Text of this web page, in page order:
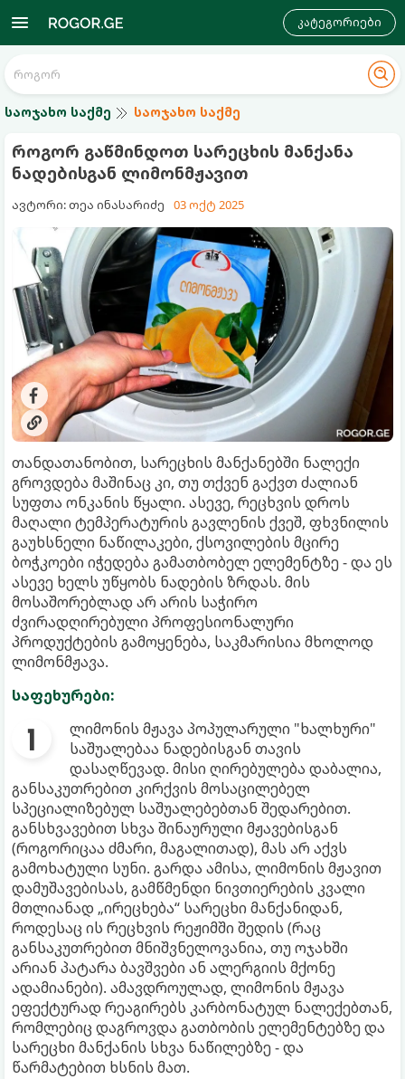
კატეგორიები
საოჯახო საქმე საოჯახო საქმე
როგორ გაწმინდოთ სარეცხის მანქანა
ნადებისგან ლიმონმჟავით
ავტორი: თეა ინასარიძე 03 ოქტ 2025
თანდათანობით, სარეცხის მანქანებში ნალექი
გროვდება მაშინაც კი, თუ თქვენ გაქვთ ძალიან
სუფთა ონკანის წყალი. ასევე, რეცხვის დროს
მაღალი ტემპერატურის გავლენის ქვეშ, ფხვნილის
გაუხსნელი ნაწილაკები, ქსოვილების მცირე
ბოჭკოები იჭედება გამათბობელ ელემენტზე - და ეს
ასევე ხელს უწყობს ნადების ზრდას. მის
მოსაშორებლად არ არის საჭირო
ძვირადღირებული პროფესიონალური
პროდუქტების გამოყენება, საკმარისია მხოლოდ
ლიმონმჟავა.
საფეხურები:
ლიმონის მჟავა პოპულარული "ხალხური"
საშუალებაა ნადებისგან თავის
დასაღწევად. მისი ღირებულება დაბალია,
განსაკუთრებით კირქვის მოსაცილებელ
სპეციალიზებულ საშუალებებთან შედარებით.
განსხვავებით სხვა შინაურული მჟავებისგან
(როგორიცაა ძმარი, მაგალითად), მას არ აქვს
გამოხატული სუნი. გარდა ამისა, ლიმონის მჟავით
დამუშავებისას, გამწმენდი ნივთიერების კვალი
მთლიანად „ირეცხება“ სარეცხი მანქანიდან,
როდესაც ის რეცხვის რეჟიმში შედის (რაც
განსაკუთრებით მნიშვნელოვანია, თუ ოჯახში
არიან პატარა ბავშვები ან ალერგიის მქონე
ადამიანები). ამავდროულად, ლიმონის მჟავა
ეფექტურად რეაგირებს კარბონატულ ნალექებთან,
რომლებიც დაგროვდა გათბობის ელემენტებზე და
სარეცხი მანქანის სხვა ნაწილებზე - და
წარმატებით ხსნის მათ.